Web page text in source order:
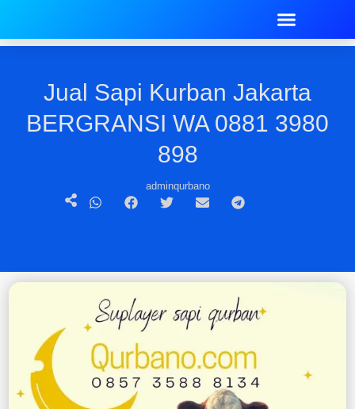
Jual Sapi Kurban Jakarta
BERGRANSI WA 0881 3980
898
adminqurbano